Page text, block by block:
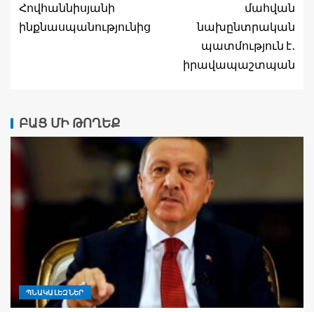
Հովհաննիսյանի
ինքնասպանությունից
մահվան
նախընտրական
պատմություն է․
իրավապաշտպան
ԲԱՑ ՄԻ ԹՈՂԵՔ
ՊՆԱԿԱԼԵԶՆԵՐ